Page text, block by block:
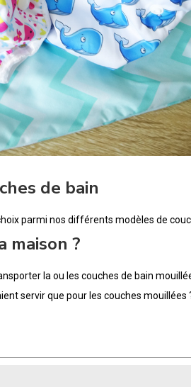
de bain
parmi nos différents modèles de
maison ?
la ou les couches de bain
servir que pour les couches mouillées